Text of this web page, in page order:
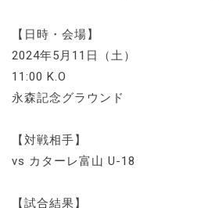
【日時・会場】
2024年5月11日（土）
11:00 K.O
永森記念グラウンド
【対戦相手】
vs カターレ富山 U-18
【試合結果】